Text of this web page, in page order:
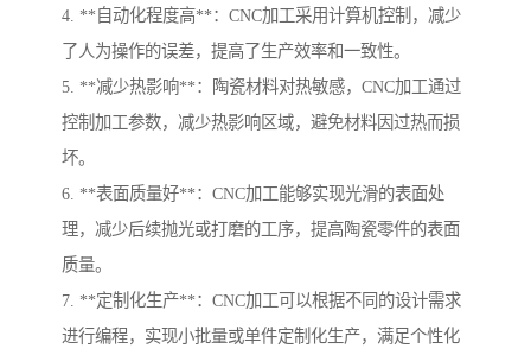
4. **自动化程度高**：CNC加工采用计算机控制，减少
了人为操作的误差，提高了生产效率和一致性。
5. **减少热影响**：陶瓷材料对热敏感，CNC加工通过
控制加工参数，减少热影响区域，避免材料因过热而损
坏。
6. **表面质量好**：CNC加工能够实现光滑的表面处
理，减少后续抛光或打磨的工序，提高陶瓷零件的表面
质量。
7. **定制化生产**：CNC加工可以根据不同的设计需求
进行编程，实现小批量或单件定制化生产，满足个性化